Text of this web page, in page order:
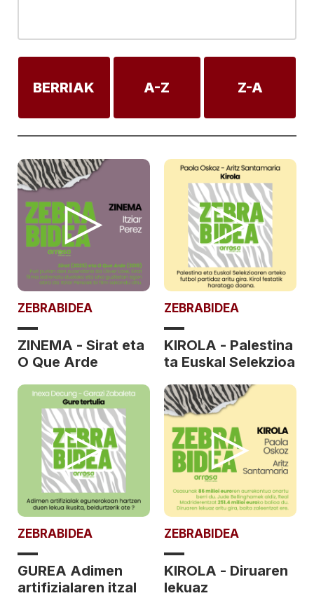
BERRIAK A-Z Z-A
ZEBRABIDEA
ZINEMA - Sirat eta
O Que Arde
ZEBRABIDEA
KIROLA - Palestina
ta Euskal Selekzioa
ZEBRABIDEA
GUREA Adimen
artifizialaren itzal
ZEBRABIDEA
KIROLA - Diruaren
lekuaz